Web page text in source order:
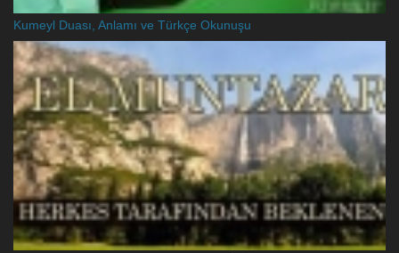
Kumeyl Duası, Anlamı ve Türkçe Okunuşu